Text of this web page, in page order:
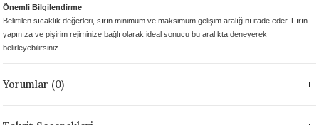
1046 °C
Önemli Bilgilendirme
Belirtilen sıcaklık değerleri, sırın minimum ve maksimum gelişim aralığını ifade eder. Fırın
yapınıza ve pişirim rejiminize bağlı olarak ideal sonucu bu aralıkta deneyerek
belirleyebilirsiniz.
Yorumlar (0)